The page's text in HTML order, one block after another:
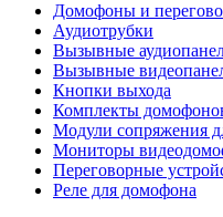
Домофоны и
Аудиотрубки
Вызывные
Вызывные
Кнопки выхода
Комплекты
Модули сопряжения
Мониторы
Переговорные
Реле для домофона